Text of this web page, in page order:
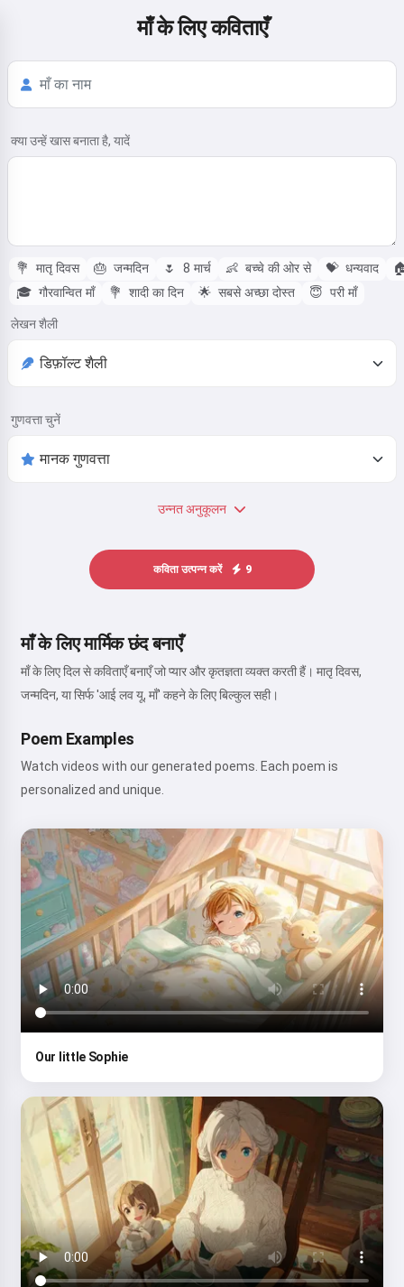
माँ के लिए कविताएँ
क्या उन्हें खास बनाता है, यादें
💐 मातृ दिवस 🎂 जन्मदिन 🌷 8 मार्च 👶 बच्चे की ओर से 💝 धन्यवाद
🎓 गौरवान्वित माँ 💐 शादी का दिन 🌟 सबसे अच्छा दोस्त 😇 परी माँ
लेखन शैली
गुणवत्ता चुनें
उन्नत अनुकूलन
कविता उत्पन्न करें 9
माँ के लिए मार्मिक छंद बनाएँ
माँ के लिए दिल से कविताएँ बनाएँ जो प्यार और कृतज्ञता व्यक्त करती हैं। मातृ दिवस,
जन्मदिन, या सिर्फ 'आई लव यू, माँ' कहने के लिए बिल्कुल सही।
Poem Examples
Watch videos with our generated poems. Each poem is
personalized and unique.
Our little Sophie